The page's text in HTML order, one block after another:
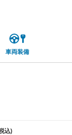
車両装備
込)